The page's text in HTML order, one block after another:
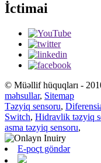
İctimai
© Müəllif hüquqları -
məhsullar, Sitemap
Təzyiq sensoru,
Switch, Hidravlik təzyiq
asma təzyiq sensoru,
E-poçt göndər